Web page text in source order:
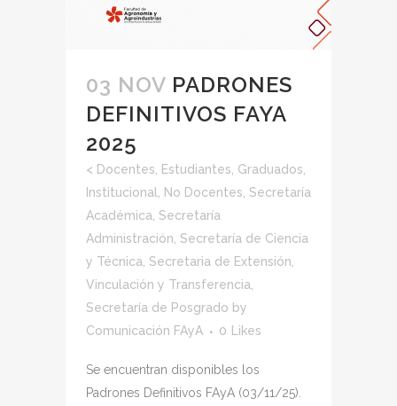
03 NOV PADRONES
DEFINITIVOS FAYA
2025
< Docentes Estudiantes Graduados
Institucional
No Docentes Secretaría
Académica Secretaría
Administración Secretaría de Ciencia
y Técnica Secretaria de Extensión,
Vinculación y Transferencia
Secretaría de Posgrado by
Comunicación FAyA
0 Likes
Se encuentran disponibles los
Padrones Definitivos FAyA (03/11/25).